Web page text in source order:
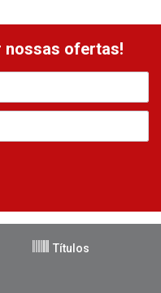
nossas ofertas!
Títulos